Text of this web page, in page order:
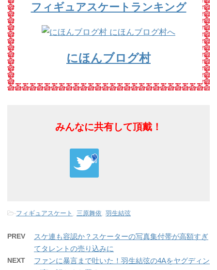
フィギュアスケートランキング
にほんブログ村
みんなに共有して頂戴！
-フィギュアスケート 三原舞依 羽生結弦
PREV
スケ連も容認か？スケーターの写真集付帯が高額すぎ
てタレントの売り込みに
NEXT
ファンに暴言まで吐いた！羽生結弦の4Aをヤグディン